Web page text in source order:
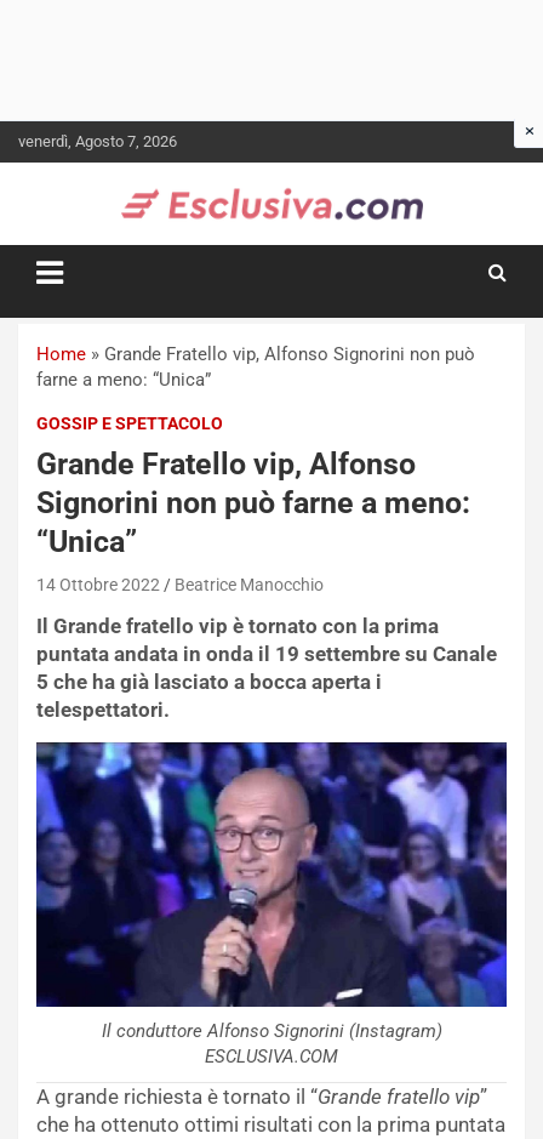
to
venerdì, Agosto 7, 2026
Home » Grande Fratello vip, Alfonso Signorini non può
farne a meno: “Unica”
GOSSIP E SPETTACOLO
Grande Fratello vip, Alfonso
Signorini non può farne a meno:
“Unica”
14 Ottobre 2022 Beatrice Manocchio
Il Grande fratello vip è tornato con la prima
puntata andata in onda il 19 settembre su Canale
5 che ha già lasciato a bocca aperta i
telespettatori.
Il conduttore Alfonso Signorini (Instagram)
ESCLUSIVA.COM
A grande richiesta è tornato il “Grande fratello vip”
che ha ottenuto ottimi risultati con la prima puntata